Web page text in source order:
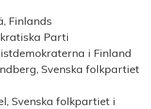
Finlands
Parti
i Finland
Svenska folkpartiet
Svenska folkpartiet i